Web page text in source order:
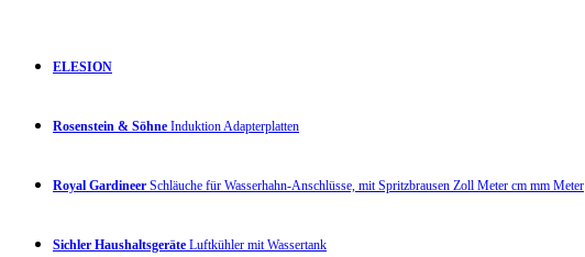
ELESION
Rosenstein & Söhne Induktion Adapterplatten
Royal Gardineer Schläuche für Wasserhahn-Anschlüsse, mit Spritzbrausen Zoll Meter cm mm Meter
Sichler Haushaltsgeräte Luftkühler mit Wassertank